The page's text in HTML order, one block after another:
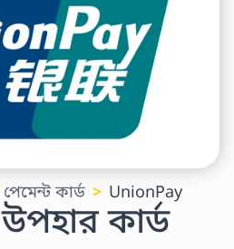
পেমেন্ট কার্ড UnionPay
কার্ড